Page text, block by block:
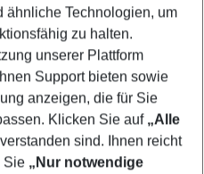
ähnliche Technologien, um
zu halten.
unserer Plattform
Support bieten sowie
anzeigen, die für Sie
Klicken Sie auf „Alle
sind. Ihnen reicht
Sie „Nur notwendige